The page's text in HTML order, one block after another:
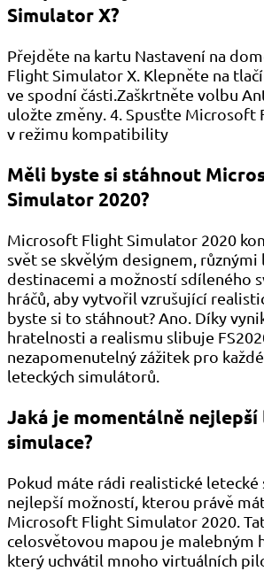
Simulator X?
Přejděte na kartu Nastavení na
Flight Simulator X. Klepněte na
ve spodní části.Zaškrtněte volbu
uložte změny. 4. Spusťte Microsoft
v režimu kompatibility
Měli byste si stáhnout
Simulator 2020?
Microsoft Flight Simulator 2020
svět se skvělým designem, různými
destinacemi a možností sdíleného
hráčů, aby vytvořil vzrušující
byste si to stáhnout? Ano. Díky
hratelnosti a realismu slibuje
nezapomenutelný zážitek pro
leteckých simulátorů.
Jaká je momentálně
simulace?
Pokud máte rádi realistické letecké
nejlepší možností, kterou právě
Microsoft Flight Simulator 2020.
celosvětovou mapou je malebným
který uchvátil mnoho virtuálních